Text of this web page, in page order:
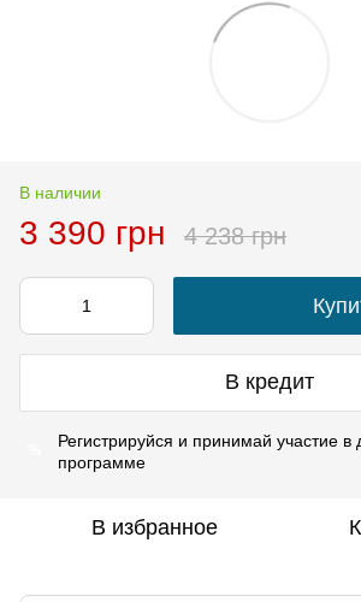
В наличии
3 390 грн 4 238 грн
В кредит
Регистрируйся и принимай участие в
программе
В избранное